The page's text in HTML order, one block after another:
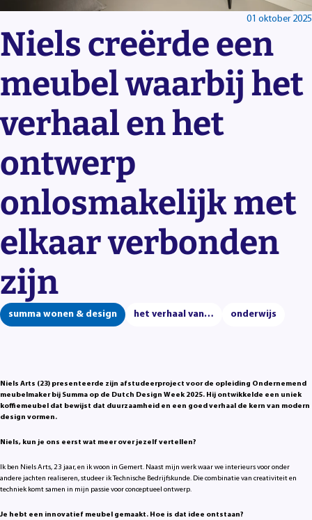
Niels creërde een
meubel waarbij het
verhaal en het
ontwerp
onlosmakelijk met
elkaar verbonden
zijn
01 oktober 2025
summa wonen & design het verhaal van… onderwijs
Niels Arts (23) presenteerde zijn afstudeerproject voor de opleiding Ondernemend
meubelmaker bij Summa op de Dutch Design Week 2025. Hij ontwikkelde een uniek
koffiemeubel dat bewijst dat duurzaamheid en een goed verhaal de kern van modern
design vormen.
Niels, kun je ons eerst wat meer over jezelf vertellen?
Ik ben Niels Arts, 23 jaar, en ik woon in Gemert. Naast mijn werk waar we interieurs voor onder
andere jachten realiseren, studeer ik Technische Bedrijfskunde. Die combinatie van creativiteit en
techniek komt samen in mijn passie voor conceptueel ontwerp.
Je hebt een innovatief meubel gemaakt. Hoe is dat idee ontstaan?